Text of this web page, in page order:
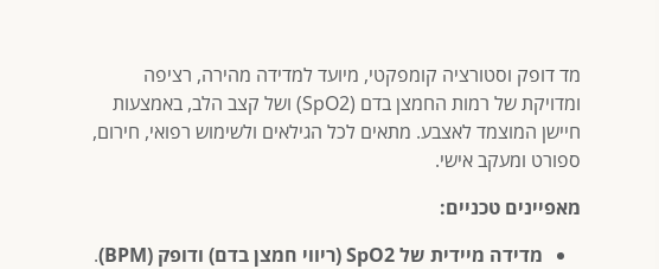
מד דופק וסטורציה קומפקטי, מיועד למדידה מהירה, רציפה
ומדויקת של רמות החמצן בדם (SpO2) ושל קצב הלב, באמצעות
חיישן המוצמד לאצבע. מתאים לכל הגילאים ולשימוש רפואי, חירום,
ספורט ומעקב אישי.
מאפיינים טכניים:
מדידה מיידית של SpO2 (ריווי חמצן בדם) ודופק (BPM)
.